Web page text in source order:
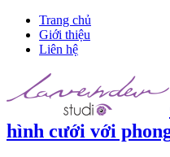
Trang chủ
Giới thiệu
Liên hệ
hình cưới với